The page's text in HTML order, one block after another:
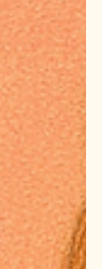
kulturę
musi być drogi —